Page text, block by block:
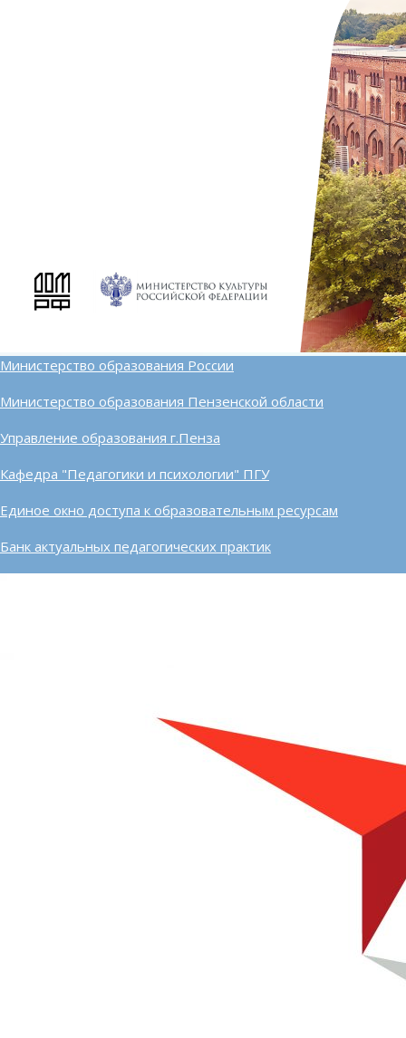
Министерство образования России
Министерство образования Пензенской области
Управление образования г.Пенза
Кафедра "Педагогики и психологии" ПГУ
Единое окно доступа к образовательным ресурсам
Банк актуальных педагогических практик